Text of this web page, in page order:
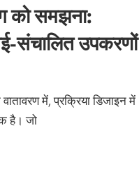
को समझना:
संचालित उपकरणों
में, प्रक्रिया डिजाइन में
है। जो